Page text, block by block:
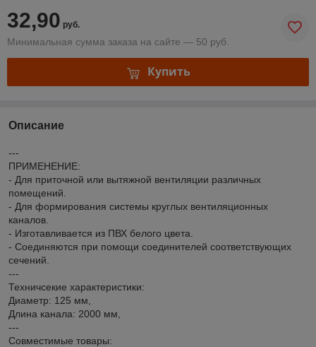
32,90 руб.
Минимальная сумма заказа на сайте — 50 руб.
Купить
Описание
---
ПРИМЕНЕНИЕ:
- Для приточной или вытяжной вентиляции различных
помещений.
- Для формирования системы круглых вентиляционных
каналов.
- Изготавливается из ПВХ белого цвета.
- Соединяются при помощи соединителей соответствующих
сечений.
---
Техничсекие характеристики:
Диаметр: 125 мм,
Длина канала: 2000 мм,
---
Совместимые товары: